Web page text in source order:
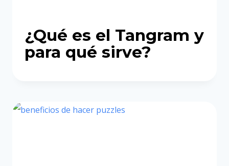
¿Qué es el Tangram y
para qué sirve?